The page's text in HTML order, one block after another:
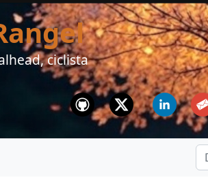
ciclista
GithubTwitterLinkedin